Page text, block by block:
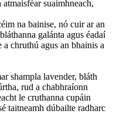
suaimhneach,
na bainise, nó cuir ar an
galánta agus éadaí
chruthú agus an bhainis a
shampla lavender, bláth
rud a chabhraíonn
le cruthanna cupáin
taitneamh dúbailte radharc